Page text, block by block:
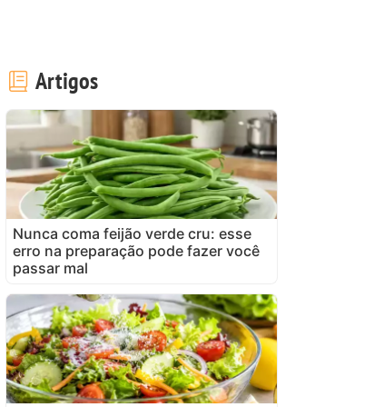
Artigos
Nunca coma feijão verde cru: esse
erro na preparação pode fazer você
passar mal